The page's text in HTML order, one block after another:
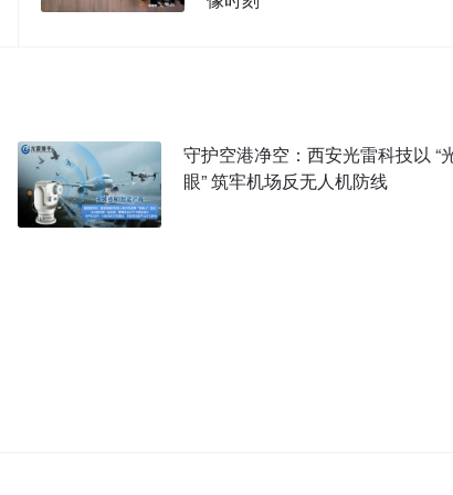
守护空港净空：西安光雷科技以 “
眼” 筑牢机场反无人机防线